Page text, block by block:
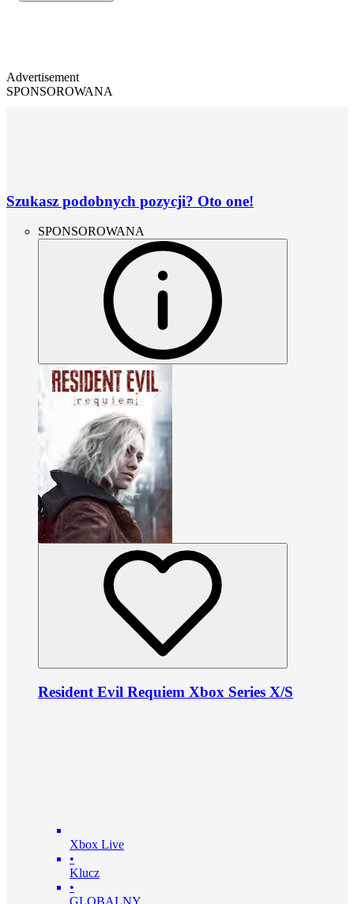
Advertisement
SPONSOROWANA
Szukasz podobnych pozycji? Oto one!
SPONSOROWANA
Resident Evil Requiem Xbox Series X/S
Xbox Live
•
Klucz
•
GLOBALNY